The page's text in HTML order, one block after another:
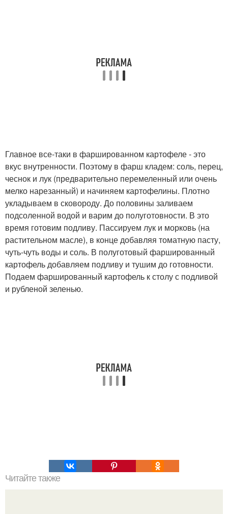
Главное все-таки в фаршированном картофеле - это
вкус внутренности. Поэтому в фарш кладем: соль, перец,
чеснок и лук (предварительно перемеленный или очень
мелко нарезанный) и начиняем картофелины. Плотно
укладываем в сковороду. До половины заливаем
подсоленной водой и варим до полуготовности. В это
время готовим подливу. Пассируем лук и морковь (на
растительном масле), в конце добавляя томатную пасту,
чуть-чуть воды и соль. В полуготовый фаршированный
картофель добавляем подливу и тушим до готовности.
Подаем фаршированный картофель к столу с подливой
и рубленой зеленью.
Читайте также